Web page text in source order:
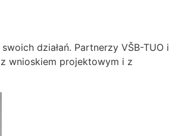
działań. Partnerzy VŠB-TUO i
wnioskiem projektowym i z